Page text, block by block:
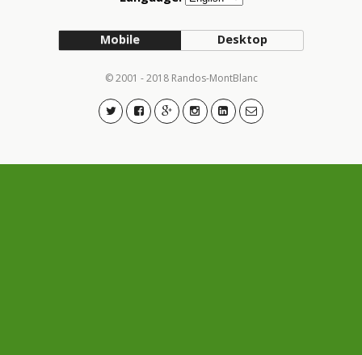
Mobile Desktop
© 2001 - 2018 Randos-MontBlanc